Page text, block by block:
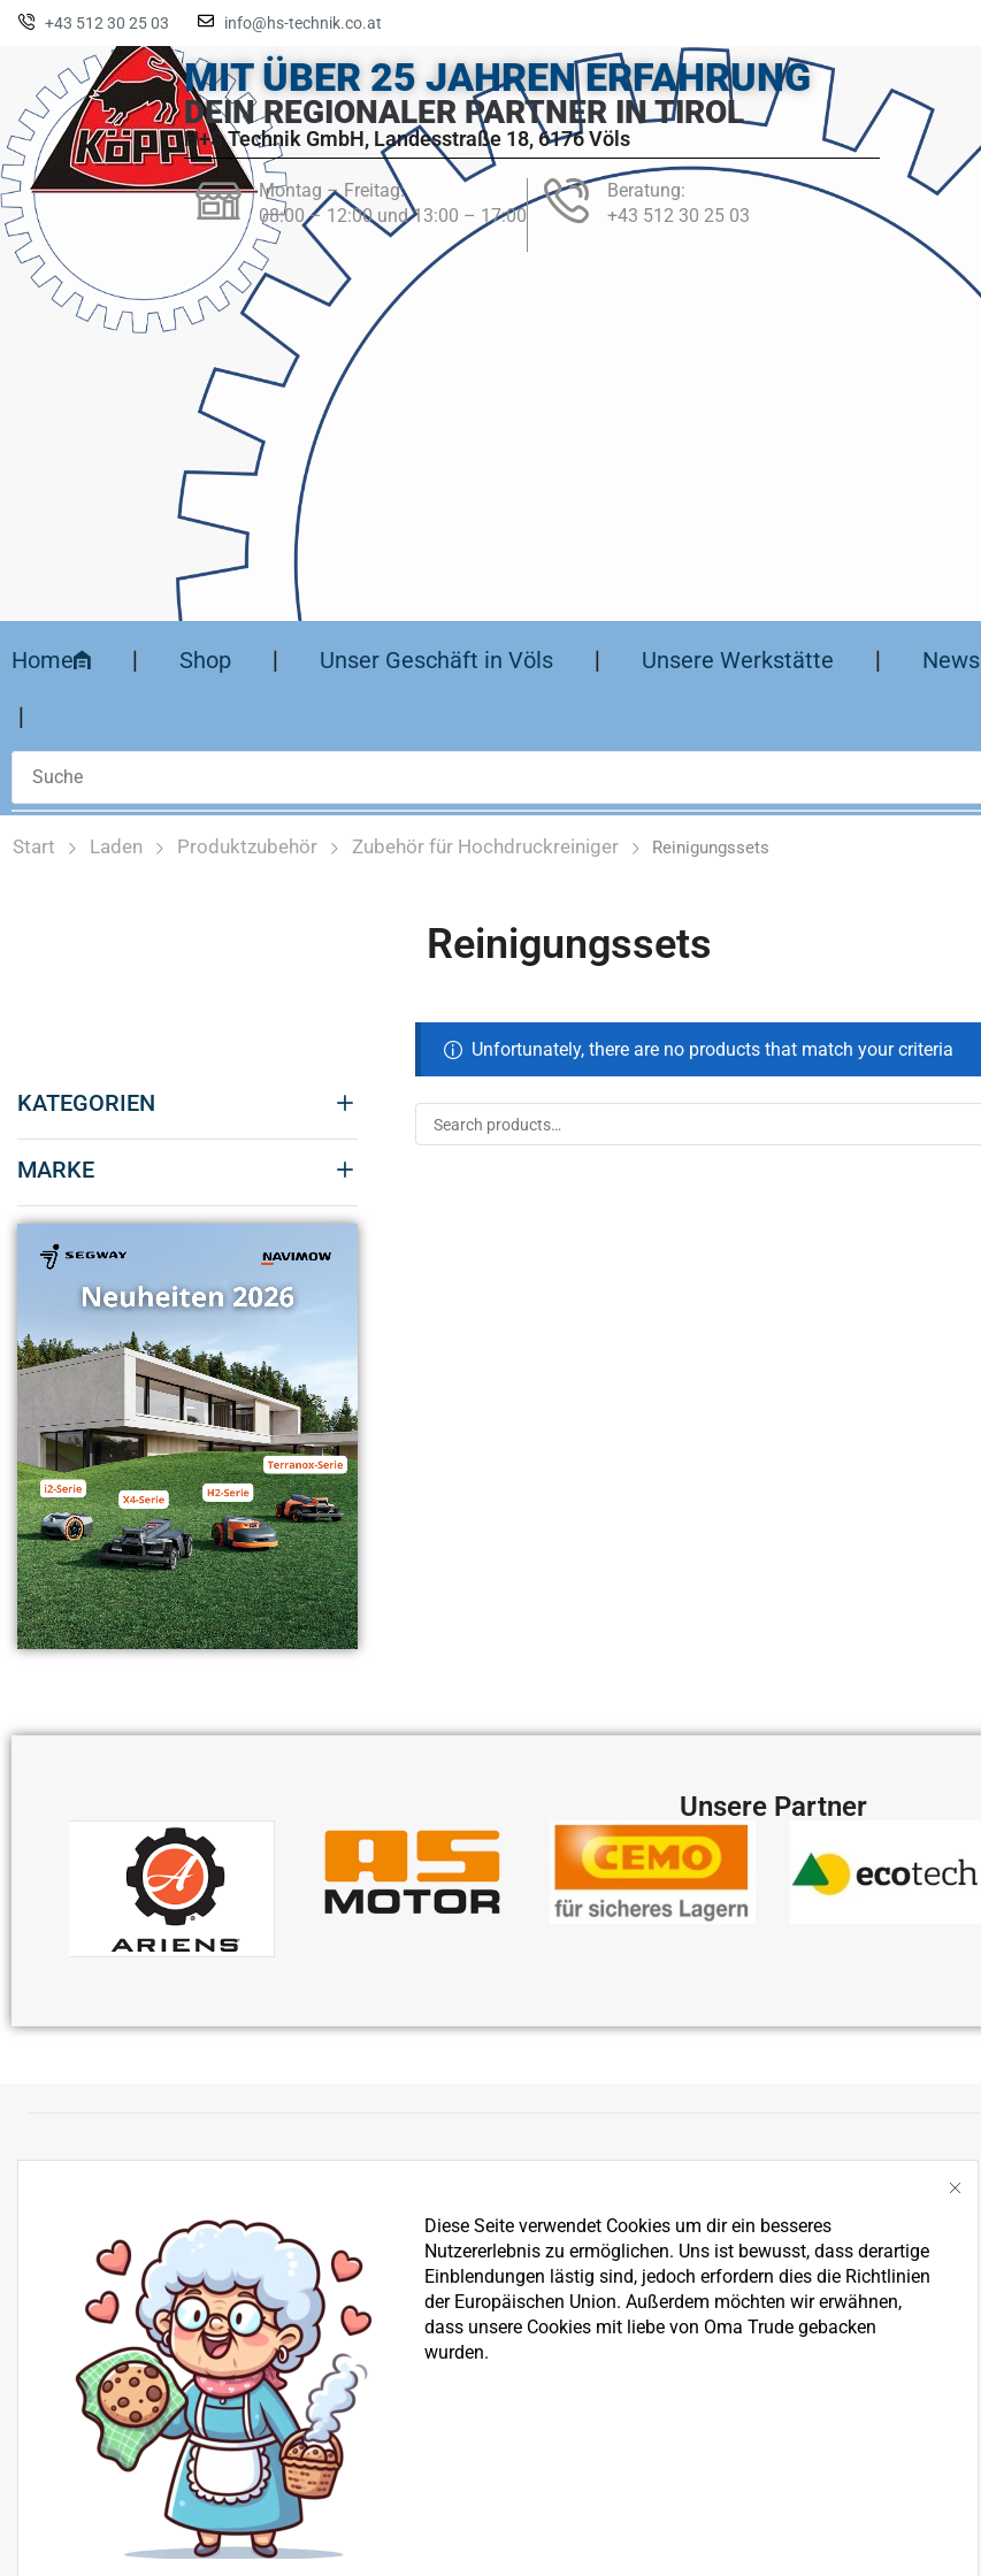
+43 512 30 25 03 info@hs-technik.co.at
MIT ÜBER 25 JAHREN ERFAHRUNG
DEIN REGIONALER PARTNER IN TIROL
H+S Technik GmbH, Landesstraße 18, 6176 Völs
Montag – Freitag:
08:00 – 12:00 und 13:00 – 17:00
Beratung:
+43 512 30 25 03
Home ❘ Shop ❘ Unser Geschäft in Völs ❘ Unsere Werkstätte ❘ News
❘
Start Laden Produktzubehör Zubehör für Hochdruckreiniger Reinigungssets
KATEGORIEN
MARKE
Reinigungssets
Unfortunately, there are no products that match your criteria
Unsere Partner
Diese Seite verwendet Cookies um dir ein besseres
Nutzererlebnis zu ermöglichen. Uns ist bewusst, dass derartige
Einblendungen lästig sind, jedoch erfordern dies die Richtlinien
der Europäischen Union. Außerdem möchten wir erwähnen,
dass unsere Cookies mit liebe von Oma Trude gebacken
wurden.
Bereits seit über 25 Jahren befassen wir uns mit dem Verkauf, der Wartung und
der Reparatur von Garten-, Winter- und Kommunalgeräten.
+43 512 30 25 03
H+S Technik GmbH, Landesstraße 18, 6176 Völs
News
Kontakt